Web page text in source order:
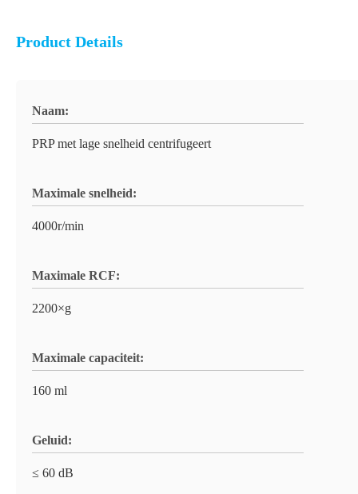
Product Details
Naam:
PRP met lage snelheid centrifugeert
Maximale snelheid:
4000r/min
Maximale RCF:
2200×g
Maximale capaciteit:
160 ml
Geluid:
≤ 60 dB